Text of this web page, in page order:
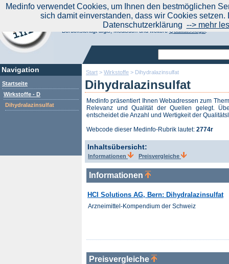
Start > Wirkstoffe > Dihydralazinsulfat
Dihydralazinsulfat
Medinfo präsentiert Ihnen Webadressen zum
Relevanz und Qualität der Quellen gelegt.
entscheidet die Anzahl und Wertigkeit der
Webcode dieser Medinfo-Rubrik lautet: 2774r
Inhaltsübersicht:
Informationen Preisvergleiche
Informationen
HCI Solutions AG, Bern: Dihydralazinsulfat
Arzneimittel-Kompendium der Schweiz
Preisvergleiche
Navigation
Startseite
Wirkstoffe - D
Dihydralazinsulfat
Aktuelle Nachrichten|
Suchen Sie noch oder Finden Sie schon?
Medinfo.de - Meta-Portal für Gesundheitsthemen
Berücksichtigt afgis, Medisuch und weitereQualitätssiegel.
Medinfo verwendet Cookies, um Ihnen den bestmöglichen
sich damit einverstanden, dass wir Cookies
Datenschutzerklärung --> mehr